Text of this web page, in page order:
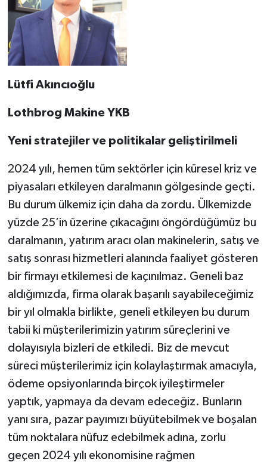
Lütfi Akıncıoğlu
Lothbrog Makine YKB
Yeni stratejiler ve politikalar geliştirilmeli
2024 yılı, hemen tüm sektörler için küresel kriz ve
piyasaları etkileyen daralmanın gölgesinde geçti.
Bu durum ülkemiz için daha da zordu. Ülkemizde
yüzde 25’in üzerine çıkacağını öngördüğümüz bu
daralmanın, yatırım aracı olan makinelerin, satış ve
satış sonrası hizmetleri alanında faaliyet gösteren
bir firmayı etkilemesi de kaçınılmaz. Geneli baz
aldığımızda, firma olarak başarılı sayabileceğimiz
bir yıl olmakla birlikte, geneli etkileyen bu durum
tabii ki müşterilerimizin yatırım süreçlerini ve
dolayısıyla bizleri de etkiledi. Biz de mevcut
süreci müşterilerimiz için kolaylaştırmak amacıyla,
ödeme opsiyonlarında birçok iyileştirmeler
yaptık, yapmaya da devam edeceğiz. Bunların
yanı sıra, pazar payımızı büyütebilmek ve boşalan
tüm noktalara nüfuz edebilmek adına, zorlu
geçen 2024 yılı ekonomisine rağmen